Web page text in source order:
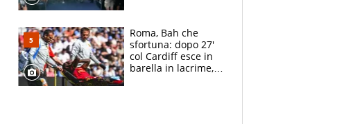
Roma, Bah che
sfortuna: dopo 27'
col Cardiff esce in
barella in lacrime,